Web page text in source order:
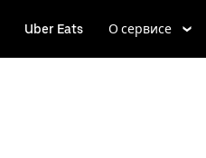
Uber Eats О сервисе